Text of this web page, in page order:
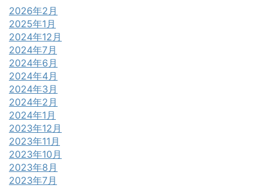
2026年2月
2025年1月
2024年12月
2024年7月
2024年6月
2024年4月
2024年3月
2024年2月
2024年1月
2023年12月
2023年11月
2023年10月
2023年8月
2023年7月